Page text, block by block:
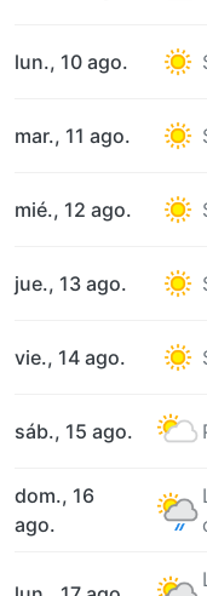
lun., 10 ago.
mar., 11 ago.
mié., 12 ago.
jue., 13 ago.
vie., 14 ago.
sáb., 15 ago.
dom., 16
ago.